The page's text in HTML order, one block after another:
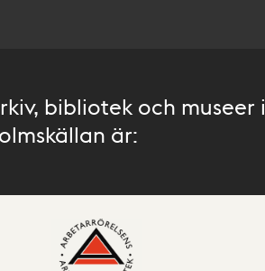
bibliotek och museer i
är: